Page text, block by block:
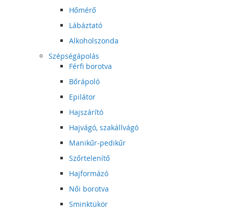
Hőmérő
Lábáztató
Alkoholszonda
Szépségápolás
Férfi borotva
Bőrápoló
Epilátor
Hajszárító
Hajvágó, szakállvágó
Manikűr-pedikűr
Szőrtelenítő
Hajformázó
Női borotva
Sminktükör